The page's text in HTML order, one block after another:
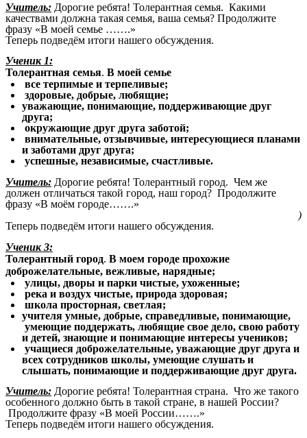
Учитель: Дорогие ребята! Толерантная семья. Какими
качествами должна такая семья, ваша семья? Продолжите
фразу «В моей семье …….»
Теперь подведём итоги нашего обсуждения.
Ученик 1:
Толерантная семья. В моей семье
все терпимые и терпеливые;
здоровые, добрые, любящие;
уважающие, понимающие, поддерживающие друг
друга;
окружающие друг друга заботой;
внимательные, отзывчивые, интересующиеся планами
и заботами друг друга;
успешные, независимые, счастливые.
Учитель: Дорогие ребята! Толерантный город. Чем же
должен отличаться такой город, наш город? Продолжите
фразу «В моём городе…….»
)
Теперь подведём итоги нашего обсуждения.
Ученик 3:
Толерантный город. В моем городе прохожие
доброжелательные, вежливые, нарядные;
улицы, дворы и парки чистые, ухоженные;
река и воздух чистые, природа здоровая;
школа просторная, светлая;
учителя умные, добрые, справедливые, понимающие,
умеющие поддержать, любящие свое дело, свою работу
и детей, знающие и понимающие интересы учеников;
учащиеся доброжелательные, уважающие друг друга и
всех сотрудников школы, умеющие слушать и
слышать, понимающие и поддерживающие друг друга.
Учитель: Дорогие ребята! Толерантная страна. Что же такого
особенного должно быть в такой стране, в нашей России?
Продолжите фразу «В моей России…….»
Теперь подведём итоги нашего обсуждения.